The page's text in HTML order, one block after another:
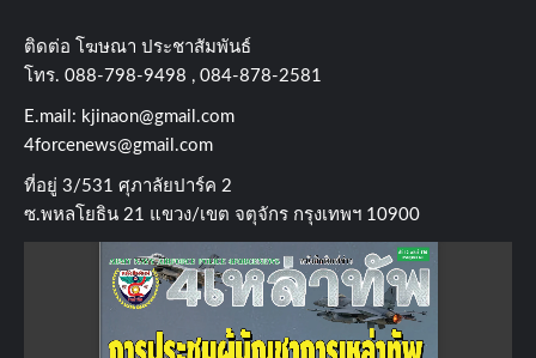
ติดต่อ​ โฆษณา​ ประชาสัมพันธ์
โทร​. 088-798-9498 , 084-878-2581
E.mail: kjinaon@gmail.com
4forcenews@gmail.com
ที่อยู่​ 3/531​ ศุภาลัยปาร์ค​ 2
ซ.พหลโยธิน​ 21​ แขวง/เขต​ จตุจักร​ กรุงเทพฯ 10900